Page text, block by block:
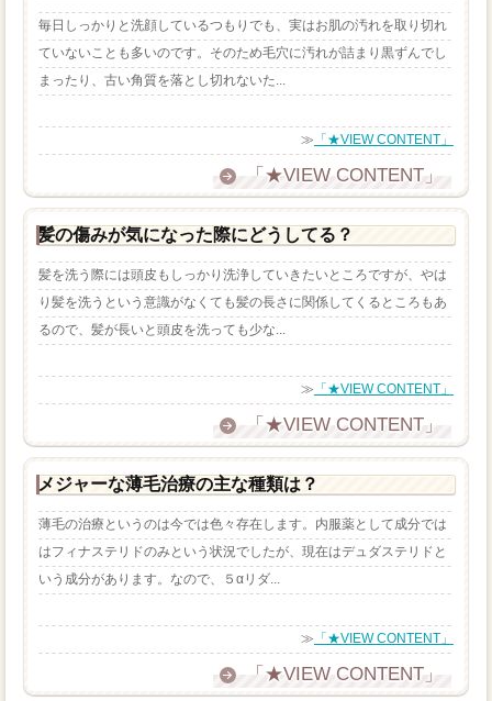
毎日しっかりと洗顔しているつもりでも、実はお肌の汚れを取り切れ
ていないことも多いのです。そのため毛穴に汚れが詰まり黒ずんでし
まったり、古い角質を落とし切れないた...
≫ 「★VIEW CONTENT」
「★VIEW CONTENT」
髪の傷みが気になった際にどうしてる？
髪を洗う際には頭皮もしっかり洗浄していきたいところですが、やは
り髪を洗うという意識がなくても髪の長さに関係してくるところもあ
るので、髪が長いと頭皮を洗っても少な...
≫ 「★VIEW CONTENT」
「★VIEW CONTENT」
メジャーな薄毛治療の主な種類は？
薄毛の治療というのは今では色々存在します。内服薬として成分では
はフィナステリドのみという状況でしたが、現在はデュダステリドと
いう成分があります。なので、５αリダ...
≫ 「★VIEW CONTENT」
「★VIEW CONTENT」